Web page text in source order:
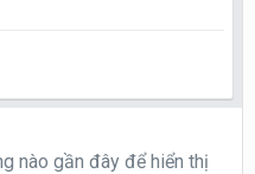
nào gần đây để hiển thị